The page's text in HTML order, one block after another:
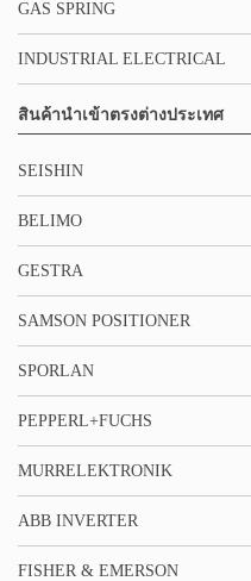
GAS SPRING
INDUSTRIAL ELECTRICAL
สินค้านำเข้าตรงต่างประเทศ
SEISHIN
BELIMO
GESTRA
SAMSON POSITIONER
SPORLAN
PEPPERL+FUCHS
MURRELEKTRONIK
ABB INVERTER
FISHER & EMERSON